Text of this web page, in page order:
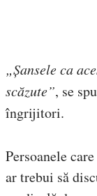
„Șansele ca
scăzute”, se
îngrijitori.
Persoanele
ar trebui să